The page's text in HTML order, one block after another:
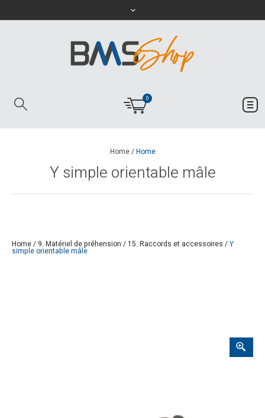
0
Home/Home
Y simple orientable mâle
Home/ 9. Matériel de préhension /15. Raccords et accessoires /Y
simple orientable mâle